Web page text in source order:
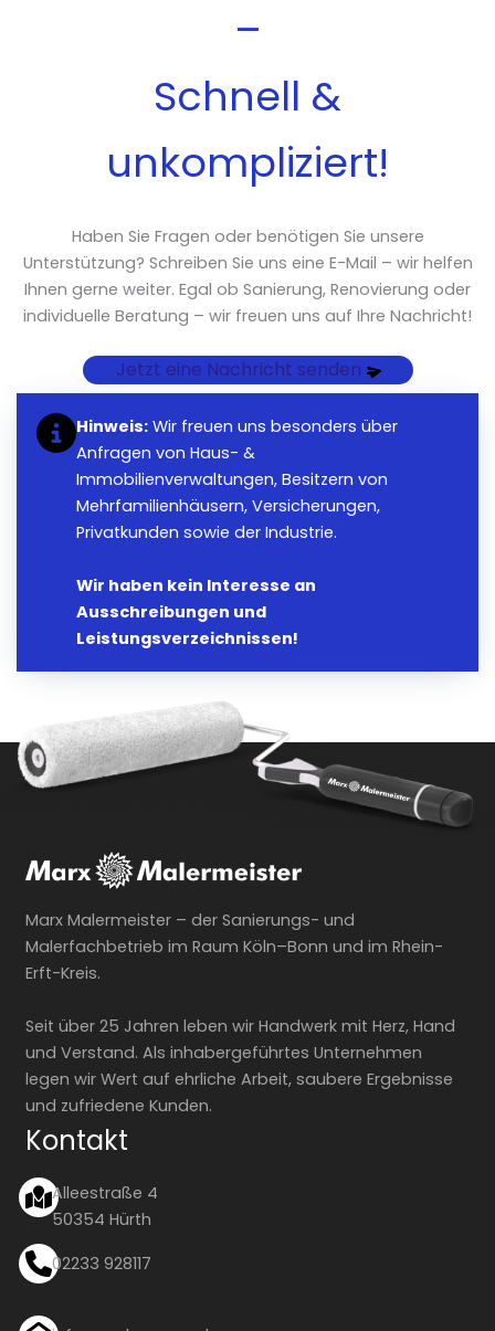
–
Schnell &
unkompliziert!
Haben Sie Fragen oder benötigen Sie unsere
Unterstützung? Schreiben Sie uns eine E-Mail – wir helfen
Ihnen gerne weiter. Egal ob Sanierung, Renovierung oder
individuelle Beratung – wir freuen uns auf Ihre Nachricht!
Jetzt eine Nachricht senden
Hinweis: Wir freuen uns besonders über
Anfragen von Haus- &
Immobilienverwaltungen, Besitzern von
Mehrfamilienhäusern, Versicherungen,
Privatkunden sowie der Industrie.
Wir haben kein Interesse an
Ausschreibungen und
Leistungsverzeichnissen!
Marx Malermeister – der Sanierungs- und
Malerfachbetrieb im Raum Köln–Bonn und im Rhein-
Erft-Kreis.
Seit über 25 Jahren leben wir Handwerk mit Herz, Hand
und Verstand. Als inhabergeführtes Unternehmen
legen wir Wert auf ehrliche Arbeit, saubere Ergebnisse
und zufriedene Kunden.
Kontakt
Alleestraße 4
50354 Hürth
02233 928117